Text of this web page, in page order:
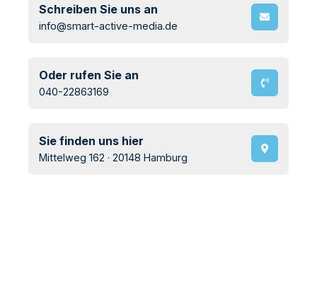
Schreiben Sie uns an
info@smart-active-media.de
Oder rufen Sie an
040-22863169
Sie finden uns hier
Mittelweg 162 · 20148 Hamburg